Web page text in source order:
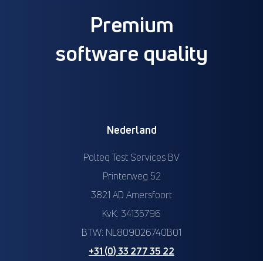
Premium
software quality
Nederland
Polteq Test Services BV
Printerweg 52
3821 AD Amersfoort
KvK: 34135796
BTW: NL809026740B01
+31 (0) 33 277 35 22